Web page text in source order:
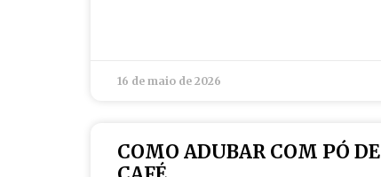
16 de maio de 2026
COMO ADUBAR COM PÓ DE